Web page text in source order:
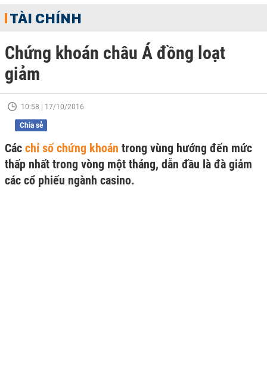
TÀI CHÍNH
Chứng khoán châu Á đồng loạt
giảm
10:58 | 17/10/2016
Chia sẻ
Các chỉ số chứng khoán trong vùng hướng đến mức
thấp nhất trong vòng một tháng, dẫn đầu là đà giảm
các cổ phiếu ngành casino.